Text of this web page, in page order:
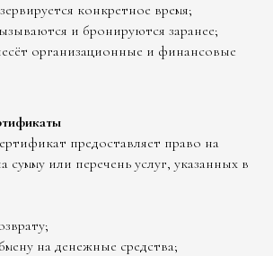
конкретное время;
и бронируются заранее;
организационные и финансовые
предоставляет право на
сумму или перечень услуг, указанных в
на денежные средства;